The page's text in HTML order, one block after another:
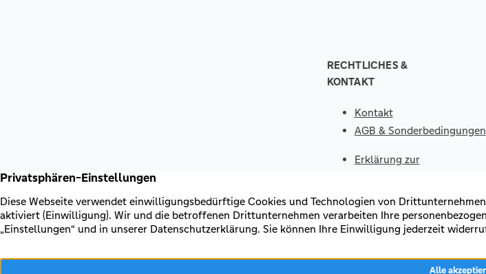
RECHTLICHES &
KONTAKT
Kontakt
AGB & Sonderbedingungen
Erklärung zur
Impressum
Datenschutz
WIDERRUFEN